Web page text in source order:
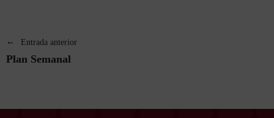
Entrada anterior
Plan Semanal